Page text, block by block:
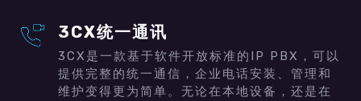
3CX统一通讯
3CX是一款基于软件开放标准的IP PBX，可以
提供完整的统一通信，企业电话安装、管理和
维护变得更为简单。无论在本地设备，还是在